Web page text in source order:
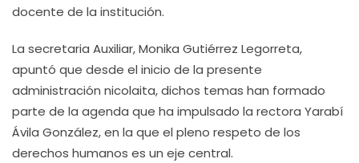
docente de la institución.
La secretaria Auxiliar, Monika Gutiérrez Legorreta,
apuntó que desde el inicio de la presente
administración nicolaita, dichos temas han formado
parte de la agenda que ha impulsado la rectora Yarabí
Ávila González, en la que el pleno respeto de los
derechos humanos es un eje central.